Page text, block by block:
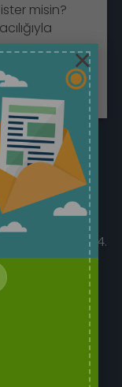
×
misin?
merkez iş hanı 4.